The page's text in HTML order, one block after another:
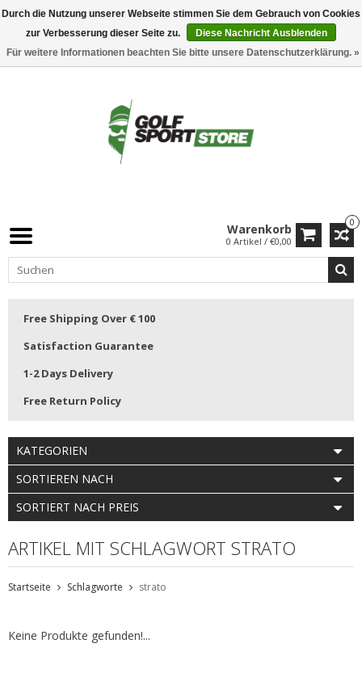
0
Warenkorb
0 Artikel / €0,00
Free Shipping Over € 100
Satisfaction Guarantee
1-2 Days Delivery
Free Return Policy
KATEGORIEN
SORTIEREN NACH
SORTIERT NACH PREIS
ARTIKEL MIT SCHLAGWORT STRATO
Startseite Schlagworte strato
Keine Produkte gefunden!...
Durch die Nutzung unserer Webseite stimmen Sie dem Gebrauch von Cookies
zur Verbesserung dieser Seite zu.
Diese Nachricht Ausblenden
Für weitere Informationen beachten Sie bitte unsere Datenschutzerklärung. »